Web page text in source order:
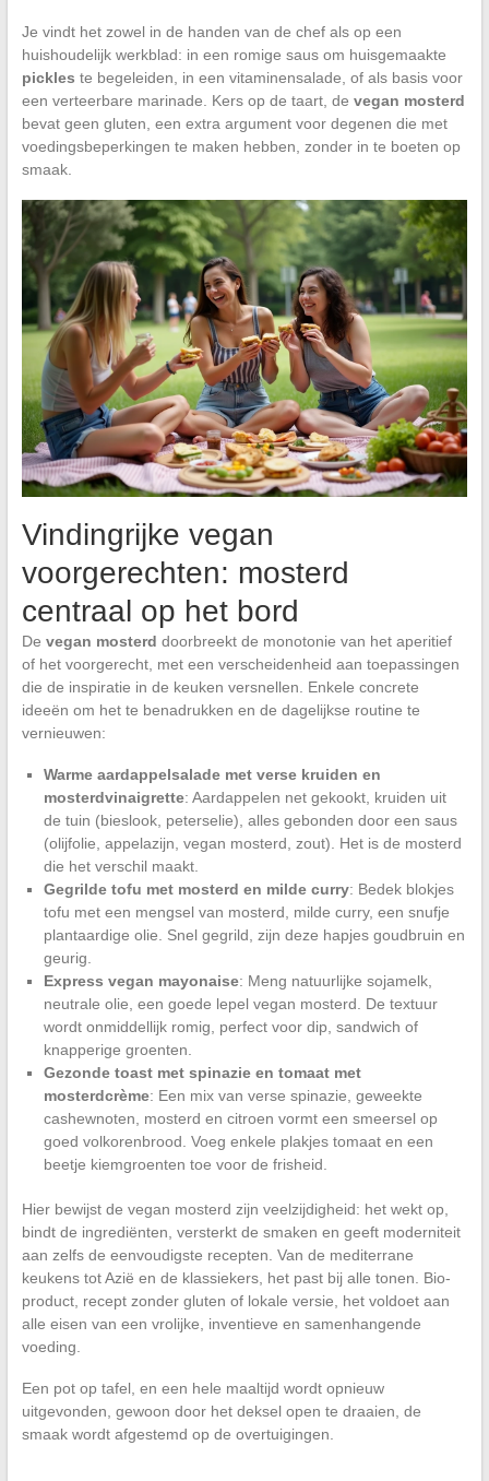
Je vindt het zowel in de handen van de chef als op een
huishoudelijk werkblad: in een romige saus om huisgemaakte
pickles te begeleiden, in een vitaminensalade, of als basis voor
een verteerbare marinade. Kers op de taart, de vegan mosterd
bevat geen gluten, een extra argument voor degenen die met
voedingsbeperkingen te maken hebben, zonder in te boeten op
smaak.
Vindingrijke vegan
voorgerechten: mosterd
centraal op het bord
De vegan mosterd doorbreekt de monotonie van het aperitief
of het voorgerecht, met een verscheidenheid aan toepassingen
die de inspiratie in de keuken versnellen. Enkele concrete
ideeën om het te benadrukken en de dagelijkse routine te
vernieuwen:
Warme aardappelsalade met verse kruiden en
mosterdvinaigrette: Aardappelen net gekookt, kruiden uit
de tuin (bieslook, peterselie), alles gebonden door een saus
(olijfolie, appelazijn, vegan mosterd, zout). Het is de mosterd
die het verschil maakt.
Gegrilde tofu met mosterd en milde curry: Bedek blokjes
tofu met een mengsel van mosterd, milde curry, een snufje
plantaardige olie. Snel gegrild, zijn deze hapjes goudbruin en
geurig.
Express vegan mayonaise: Meng natuurlijke sojamelk,
neutrale olie, een goede lepel vegan mosterd. De textuur
wordt onmiddellijk romig, perfect voor dip, sandwich of
knapperige groenten.
Gezonde toast met spinazie en tomaat met
mosterdcrème: Een mix van verse spinazie, geweekte
cashewnoten, mosterd en citroen vormt een smeersel op
goed volkorenbrood. Voeg enkele plakjes tomaat en een
beetje kiemgroenten toe voor de frisheid.
Hier bewijst de vegan mosterd zijn veelzijdigheid: het wekt op,
bindt de ingrediënten, versterkt de smaken en geeft moderniteit
aan zelfs de eenvoudigste recepten. Van de mediterrane
keukens tot Azië en de klassiekers, het past bij alle tonen. Bio-
product, recept zonder gluten of lokale versie, het voldoet aan
alle eisen van een vrolijke, inventieve en samenhangende
voeding.
Een pot op tafel, en een hele maaltijd wordt opnieuw
uitgevonden, gewoon door het deksel open te draaien, de
smaak wordt afgestemd op de overtuigingen.